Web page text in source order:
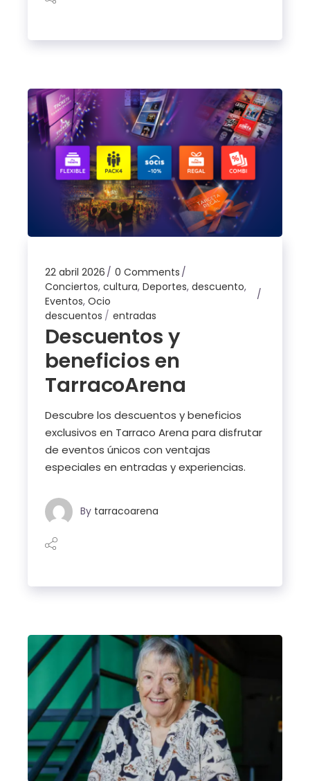
22 abril 2026
0 Comments
Conciertos,cultura,Deportes,descuento,
Eventos,Ocio
descuentos
entradas
Descuentos y
beneficios en
TarracoArena
Descubre los descuentos y beneficios
exclusivos en Tarraco Arena para disfrutar
de eventos únicos con ventajas
especiales en entradas y experiencias.
By tarracoarena